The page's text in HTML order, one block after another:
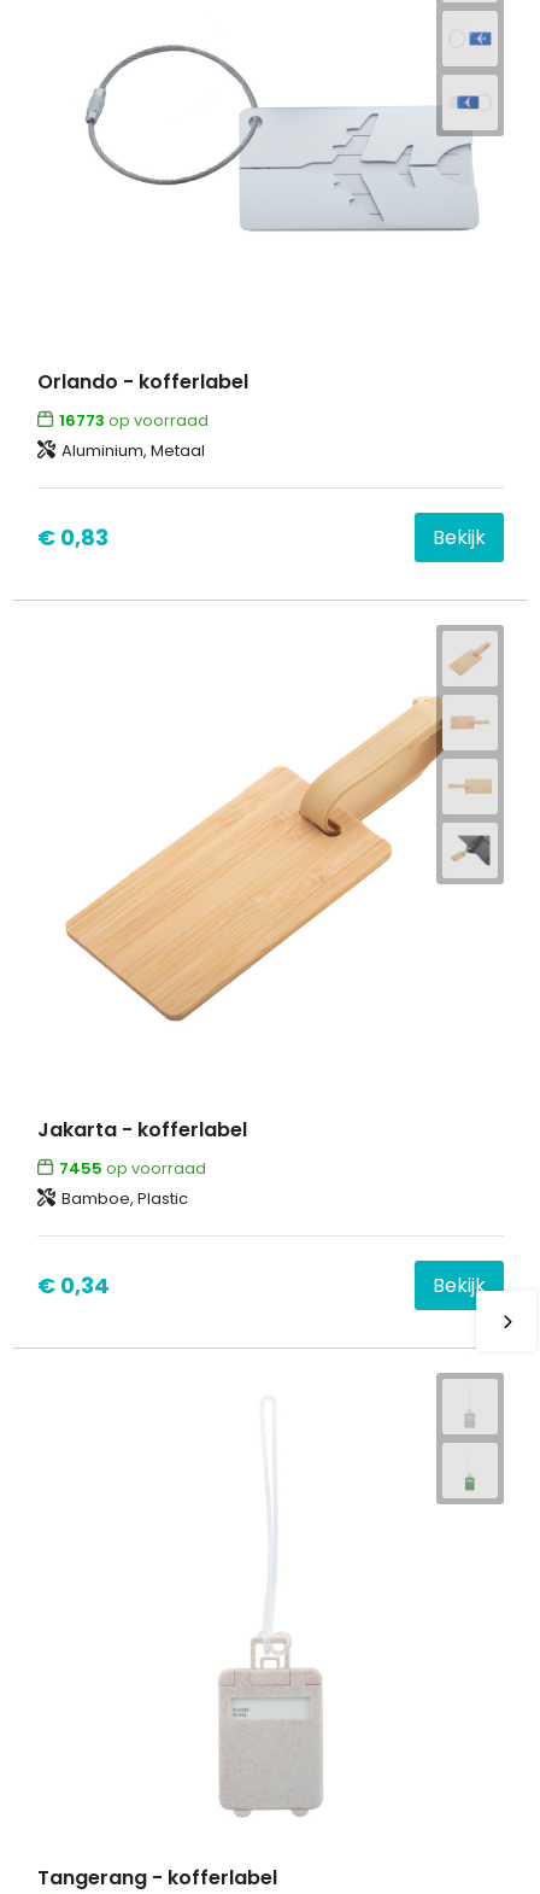
Orlando - kofferlabel
16773 op voorraad
Aluminium, Metaal
€ 0,83 Bekijk
Jakarta - kofferlabel
7455 op voorraad
Bamboe, Plastic
€ 0,34 Bekijk
Tangerang - kofferlabel